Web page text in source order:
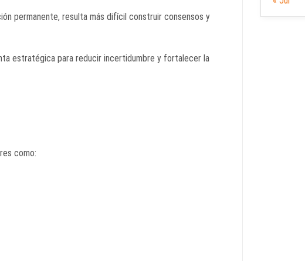
permanente, resulta más difícil construir consensos y
estratégica para reducir incertidumbre y fortalecer la
como: